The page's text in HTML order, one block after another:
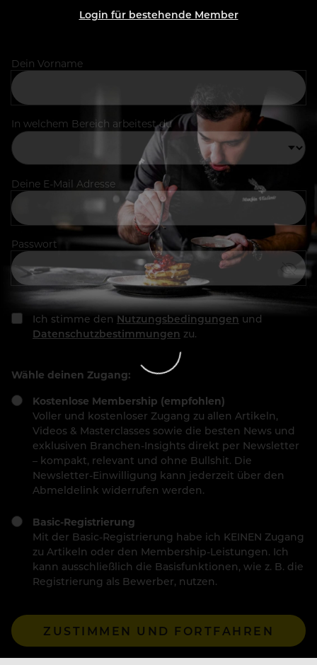
Login für bestehende Member
Dein Vorname
In welchem Bereich arbeitest du
Deine E-Mail Adresse
Passwort
Ich stimme den Nutzungsbedingungen und
Datenschutzbestimmungen zu.
Wähle deinen Zugang:
Kostenlose Membership (empfohlen)
Voller und kostenloser Zugang zu allen Artikeln,
Videos & Masterclasses sowie die besten News und
exklusiven Branchen-Insights direkt per Newsletter
– kompakt, relevant und ohne Bullshit. Die
Newsletter-Einwilligung kann jederzeit über den
Abmeldelink widerrufen werden.
Basic-Registrierung
Mit der Basic-Registrierung habe ich KEINEN Zugang
zu Artikeln oder den Membership-Leistungen. Ich
kann ausschließlich die Basisfunktionen, wie z. B. die
Registrierung als Bewerber, nutzen.
ZUSTIMMEN UND FORTFAHREN